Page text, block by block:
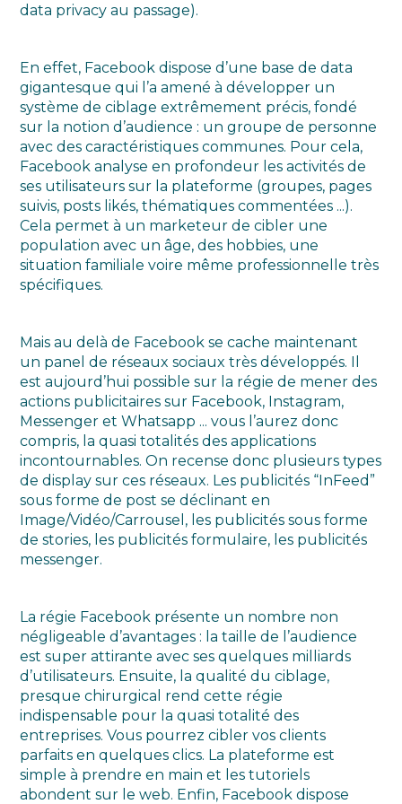
data privacy au passage).
En effet, Facebook dispose d’une base de data
gigantesque qui l’a amené à développer un
système de ciblage extrêmement précis, fondé
sur la notion d’audience : un groupe de personne
avec des caractéristiques communes. Pour cela,
Facebook analyse en profondeur les activités de
ses utilisateurs sur la plateforme (groupes, pages
suivis, posts likés, thématiques commentées ...).
Cela permet à un marketeur de cibler une
population avec un âge, des hobbies, une
situation familiale voire même professionnelle très
spécifiques.
Mais au delà de Facebook se cache maintenant
un panel de réseaux sociaux très développés. Il
est aujourd’hui possible sur la régie de mener des
actions publicitaires sur Facebook, Instagram,
Messenger et Whatsapp ... vous l’aurez donc
compris, la quasi totalités des applications
incontournables. On recense donc plusieurs types
de display sur ces réseaux. Les publicités “InFeed”
sous forme de post se déclinant en
Image/Vidéo/Carrousel, les publicités sous forme
de stories, les publicités formulaire, les publicités
messenger.
La régie Facebook présente un nombre non
négligeable d’avantages : la taille de l’audience
est super attirante avec ses quelques milliards
d’utilisateurs. Ensuite, la qualité du ciblage,
presque chirurgical rend cette régie
indispensable pour la quasi totalité des
entreprises. Vous pourrez cibler vos clients
parfaits en quelques clics. La plateforme est
simple à prendre en main et les tutoriels
abondent sur le web. Enfin, Facebook dispose